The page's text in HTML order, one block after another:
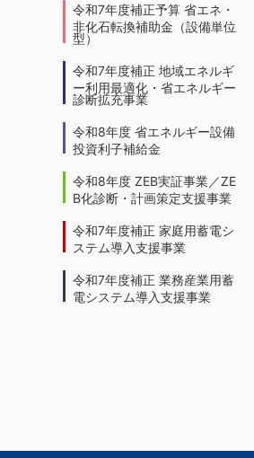
令和7年度補正予算 省エネ・
非化石転換補助金（設備単位
型）
令和7年度補正 地域エネルギ
ー利用最適化・省エネルギー
診断拡充事業
令和8年度 省エネルギー設備
投資利子補給金
令和8年度 ZEB実証事業／ZE
B化診断・計画策定支援事業
令和7年度補正 家庭用蓄電シ
ステム導入支援事業
令和7年度補正 業務産業用蓄
電システム導入支援事業